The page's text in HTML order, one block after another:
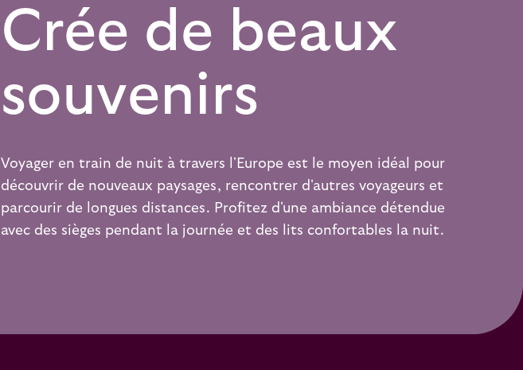
Crée de beaux
souvenirs
Voyager en train de nuit à travers l'Europe est le moyen idéal pour
découvrir de nouveaux paysages, rencontrer d'autres voyageurs et
parcourir de longues distances. Profitez d'une ambiance détendue
avec des sièges pendant la journée et des lits confortables la nuit.